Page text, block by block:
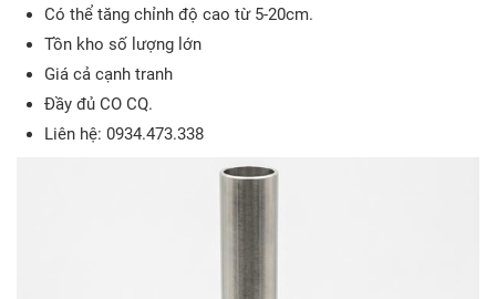
Có thể tăng chỉnh độ cao từ 5-20cm.
Tồn kho số lượng lớn
Giá cả cạnh tranh
Đầy đủ CO CQ.
Liên hệ: 0934.473.338